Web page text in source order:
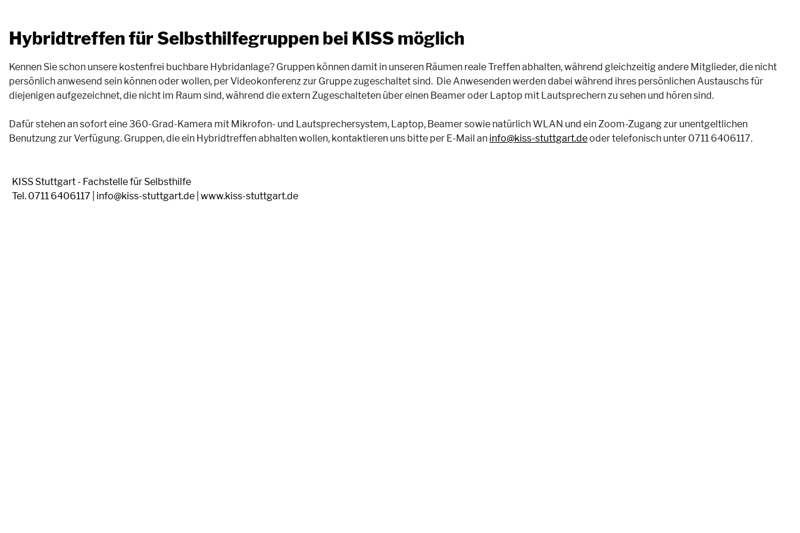
Hybridtreffen für Selbsthilfegruppen bei KISS möglich
Kennen Sie schon unsere kostenfrei buchbare Hybridanlage? Gruppen können damit in unseren Räumen reale Treffen abhalten, während gleichzeitig andere Mitglieder, die nicht
persönlich anwesend sein können oder wollen, per Videokonferenz zur Gruppe zugeschaltet sind. Die Anwesenden werden dabei während ihres persönlichen Austauschs für
diejenigen aufgezeichnet, die nicht im Raum sind, während die extern Zugeschalteten über einen Beamer oder Laptop mit Lautsprechern zu sehen und hören sind.
Dafür stehen an sofort eine 360-Grad-Kamera mit Mikrofon- und Lautsprechersystem, Laptop, Beamer sowie natürlich WLAN und ein Zoom-Zugang zur unentgeltlichen
Benutzung zur Verfügung. Gruppen, die ein Hybridtreffen abhalten wollen, kontaktieren uns bitte per E-Mail an info@kiss-stuttgart.deoder telefonisch unter 0711 6406117.
KISS Stuttgart - Fachstelle für Selbsthilfe
Tel. 0711 6406117 | info@kiss-stuttgart.de | www.kiss-stuttgart.de